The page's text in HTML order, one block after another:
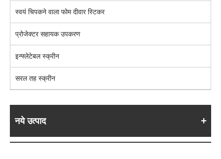
स्वयं चिपकने वाला फोम दीवार स्टिकर
प्रोजेक्टर सहायक उपकरण
इन्फ्लेटेबल स्क्रीन
सरल तह स्क्रीन
नये उत्पाद